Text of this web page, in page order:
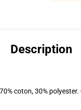
Description
coton, 30%